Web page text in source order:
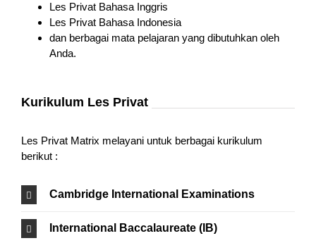
Les Privat Bahasa Inggris
Les Privat Bahasa Indonesia
dan berbagai mata pelajaran yang dibutuhkan oleh
Anda.
Kurikulum Les Privat
Les Privat Matrix melayani untuk berbagai kurikulum
berikut :
Cambridge International Examinations
International Baccalaureate (IB)